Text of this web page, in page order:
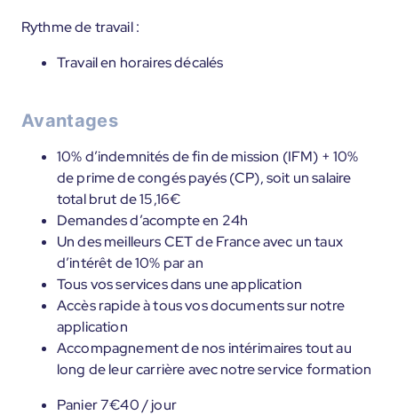
Rythme de travail :
Travail en horaires décalés
Avantages
10% d’indemnités de fin de mission (IFM) + 10%
de prime de congés payés (CP), soit un salaire
total brut de 15,16€
Demandes d’acompte en 24h
Un des meilleurs CET de France avec un taux
d’intérêt de 10% par an
Tous vos services dans une application
Accès rapide à tous vos documents sur notre
application
Accompagnement de nos intérimaires tout au
long de leur carrière avec notre service formation
Panier 7€40 / jour